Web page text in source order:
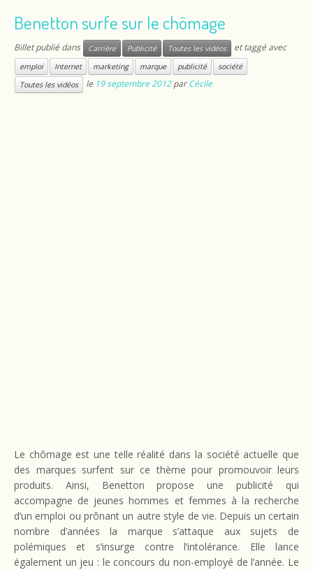
Benetton surfe sur le chômage
Billet publié dans Carrière Publicité Toutes les vidéos et taggé avec
emploi Internet marketing marque publicité
société
Toutes les vidéos
le 19 septembre 2012 parCécile
Le chômage est une telle réalité dans la société actuelle que
des marques surfent sur ce thème pour promouvoir leurs
produits. Ainsi, Benetton propose une publicité qui
accompagne de jeunes hommes et femmes à la recherche
d’un emploi ou prônant un autre style de vie. Depuis un certain
nombre d’années la marque s’attaque aux sujets de
polémiques et s’insurge contre l’intolérance. Elle lance
également un jeu : le concours du non-employé de l’année. Le